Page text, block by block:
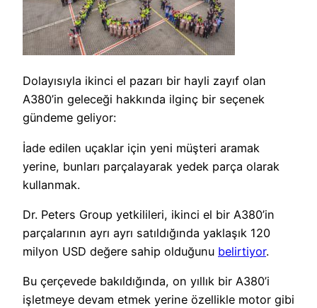
Dolayısıyla ikinci el pazarı bir hayli zayıf olan
A380’in geleceği hakkında ilginç bir seçenek
gündeme geliyor:
İade edilen uçaklar için yeni müşteri aramak
yerine, bunları parçalayarak yedek parça olarak
kullanmak.
Dr. Peters Group yetkilileri, ikinci el bir A380’in
parçalarının ayrı ayrı satıldığında yaklaşık 120
milyon USD değere sahip olduğunu belirtiyor.
Bu çerçevede bakıldığında, on yıllık bir A380’i
işletmeye devam etmek yerine özellikle motor gibi